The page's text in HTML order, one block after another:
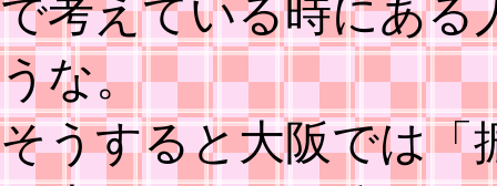
で考えている時にある
うな。
そうすると大阪では「